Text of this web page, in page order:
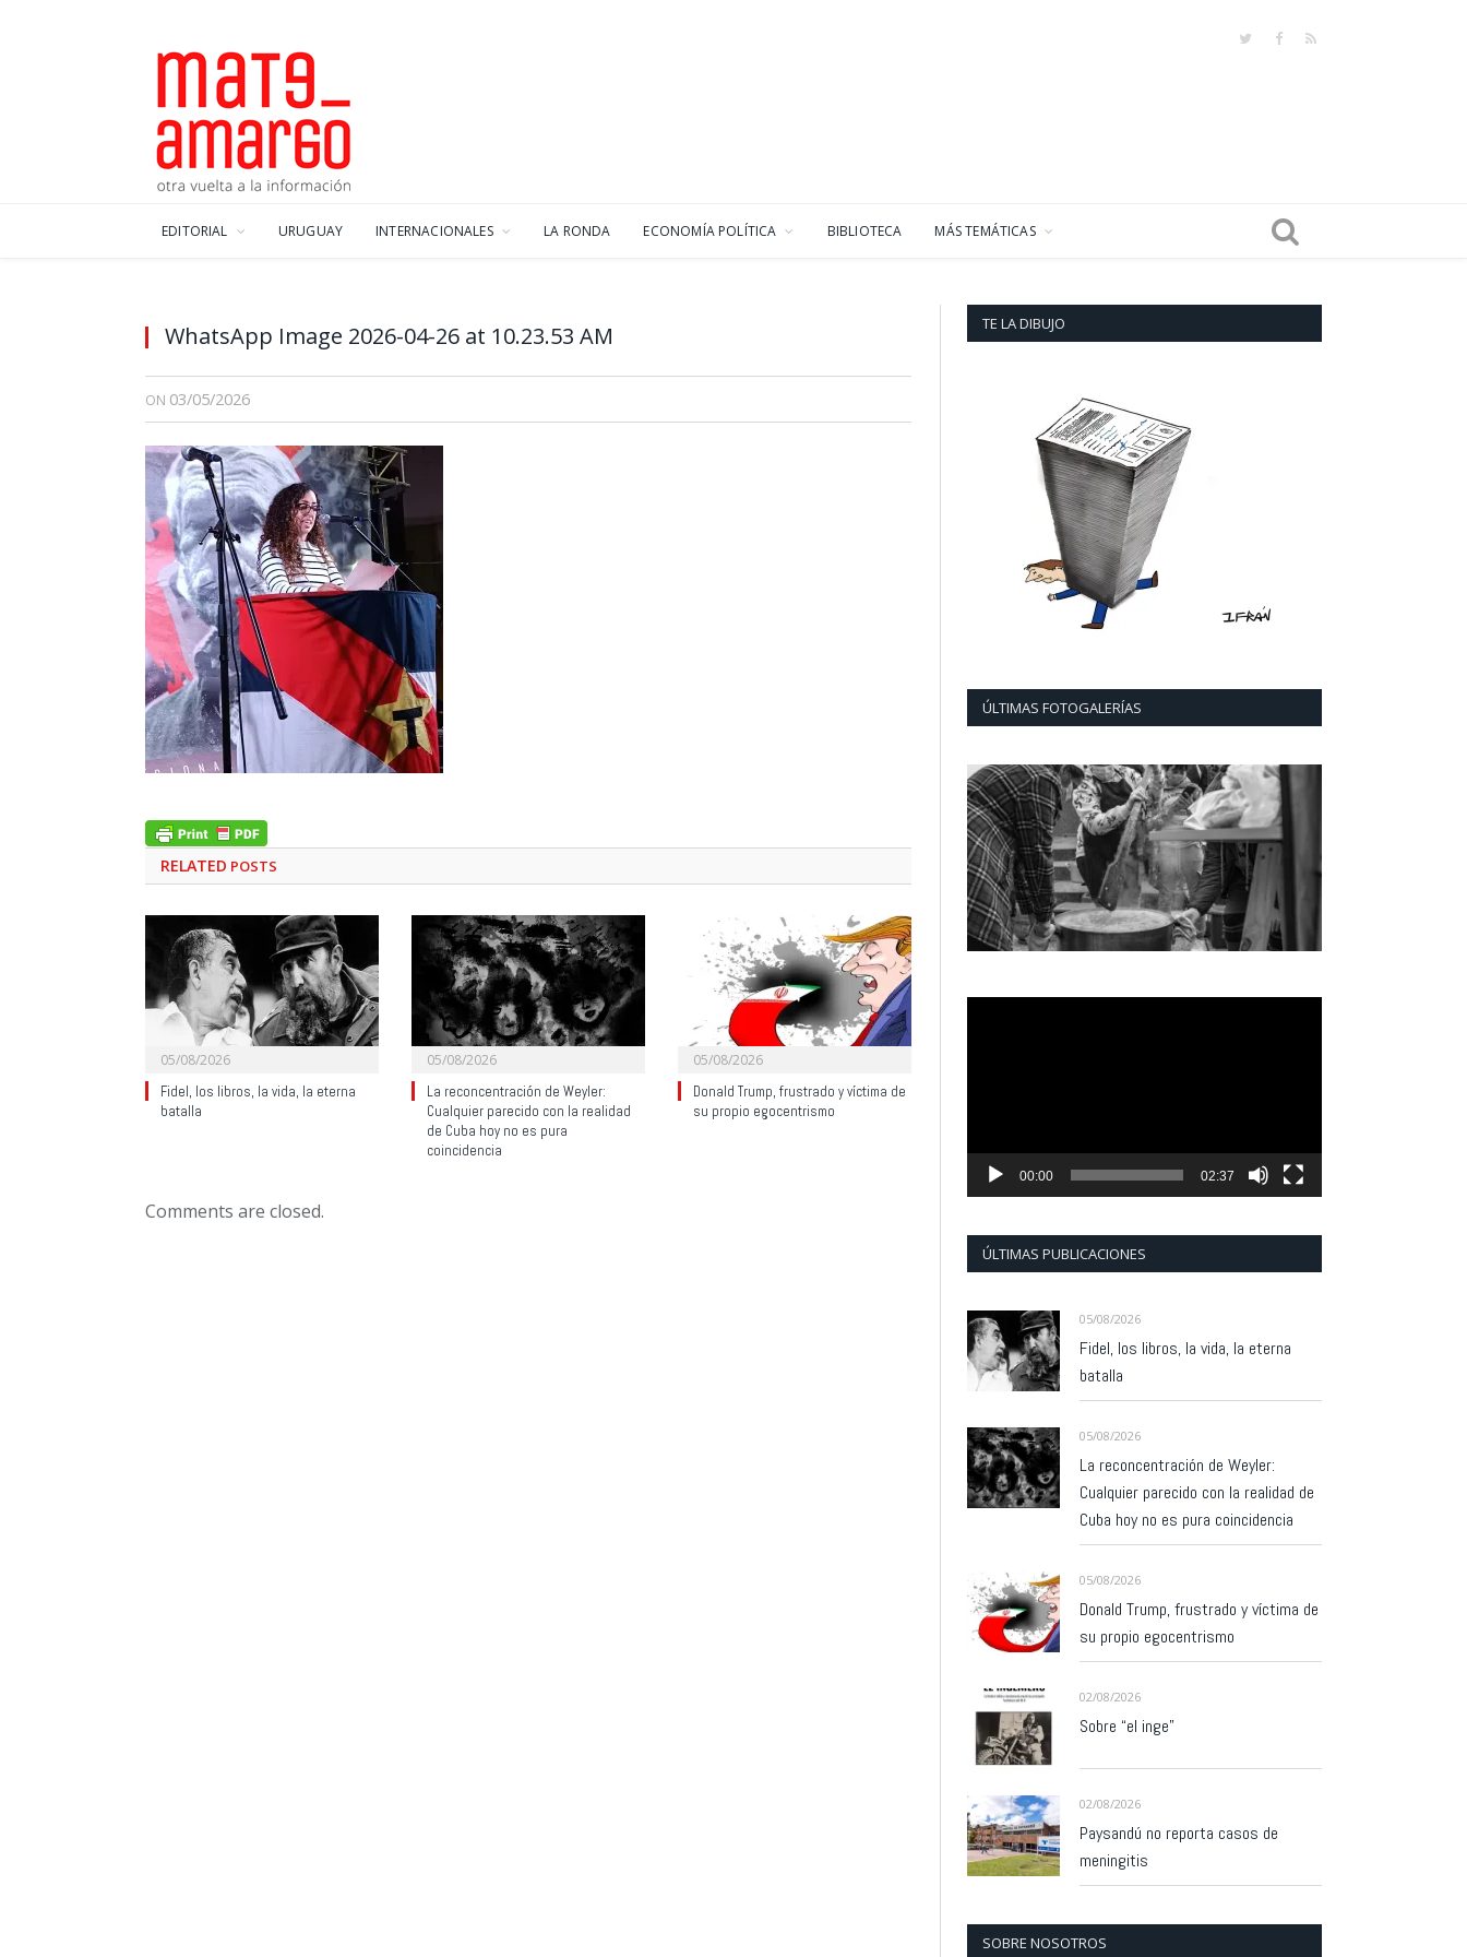
TwitterFacebook
RSS
EDITORIAL URUGUAY INTERNACIONALES LA RONDA ECONOMÍA POLÍTICA BIBLIOTECA MÁS TEMÁTICAS
WhatsApp Image 2026-04-26 at 10.23.53 AM
ON 03/05/2026
RELATED POSTS
05/08/2026
Fidel, los libros, la vida, la eterna
batalla
05/08/2026
La reconcentración de Weyler:
Cualquier parecido con la realidad
de Cuba hoy no es pura
coincidencia
05/08/2026
Donald Trump, frustrado y víctima de
su propio egocentrismo
Comments are closed.
TE LA DIBUJO
ÚLTIMAS FOTOGALERÍAS
00:00 02:37
ÚLTIMAS PUBLICACIONES
05/08/2026
Fidel, los libros, la vida, la eterna
batalla
05/08/2026
La reconcentración de Weyler:
Cualquier parecido con la realidad de
Cuba hoy no es pura coincidencia
05/08/2026
Donald Trump, frustrado y víctima de
su propio egocentrismo
02/08/2026
Sobre “el inge”
02/08/2026
Paysandú no reporta casos de
meningitis
SOBRE NOSOTROS